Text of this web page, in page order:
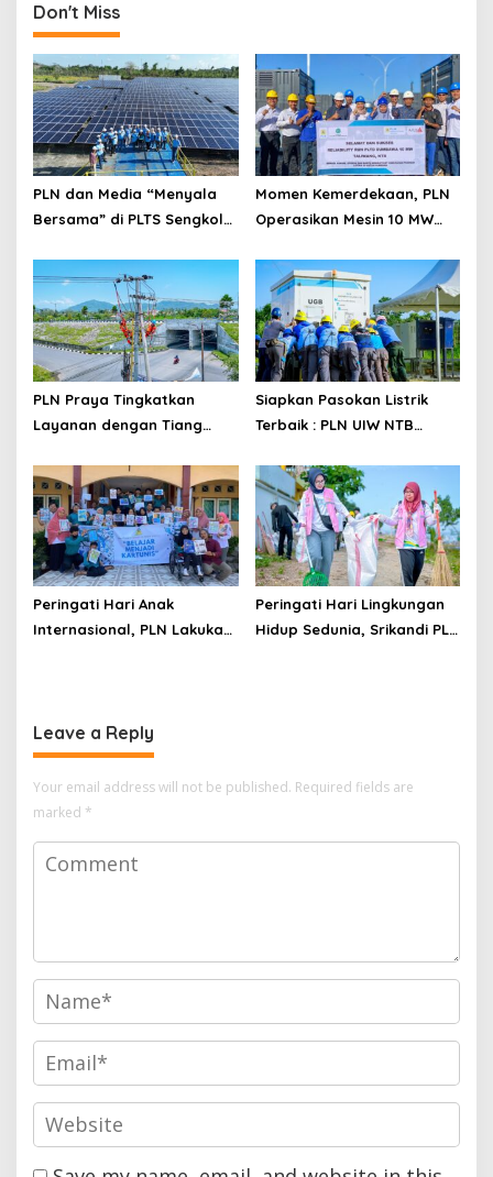
Don't Miss
PLN dan Media “Menyala
Bersama” di PLTS Sengkol
Hijau NTB
Momen Kemerdekaan, PLN
Operasikan Mesin 10 MW
Sumbawa
PLN Praya Tingkatkan
Layanan dengan Tiang
Siapkan Pasokan Listrik
Terbaik : PLN UIW NTB
Peringati Hari Anak
Internasional, PLN Lakukan
Peringati Hari Lingkungan
Hidup Sedunia, Srikandi PLN
Leave a Reply
Your email address will not be published. Required fields are
marked *